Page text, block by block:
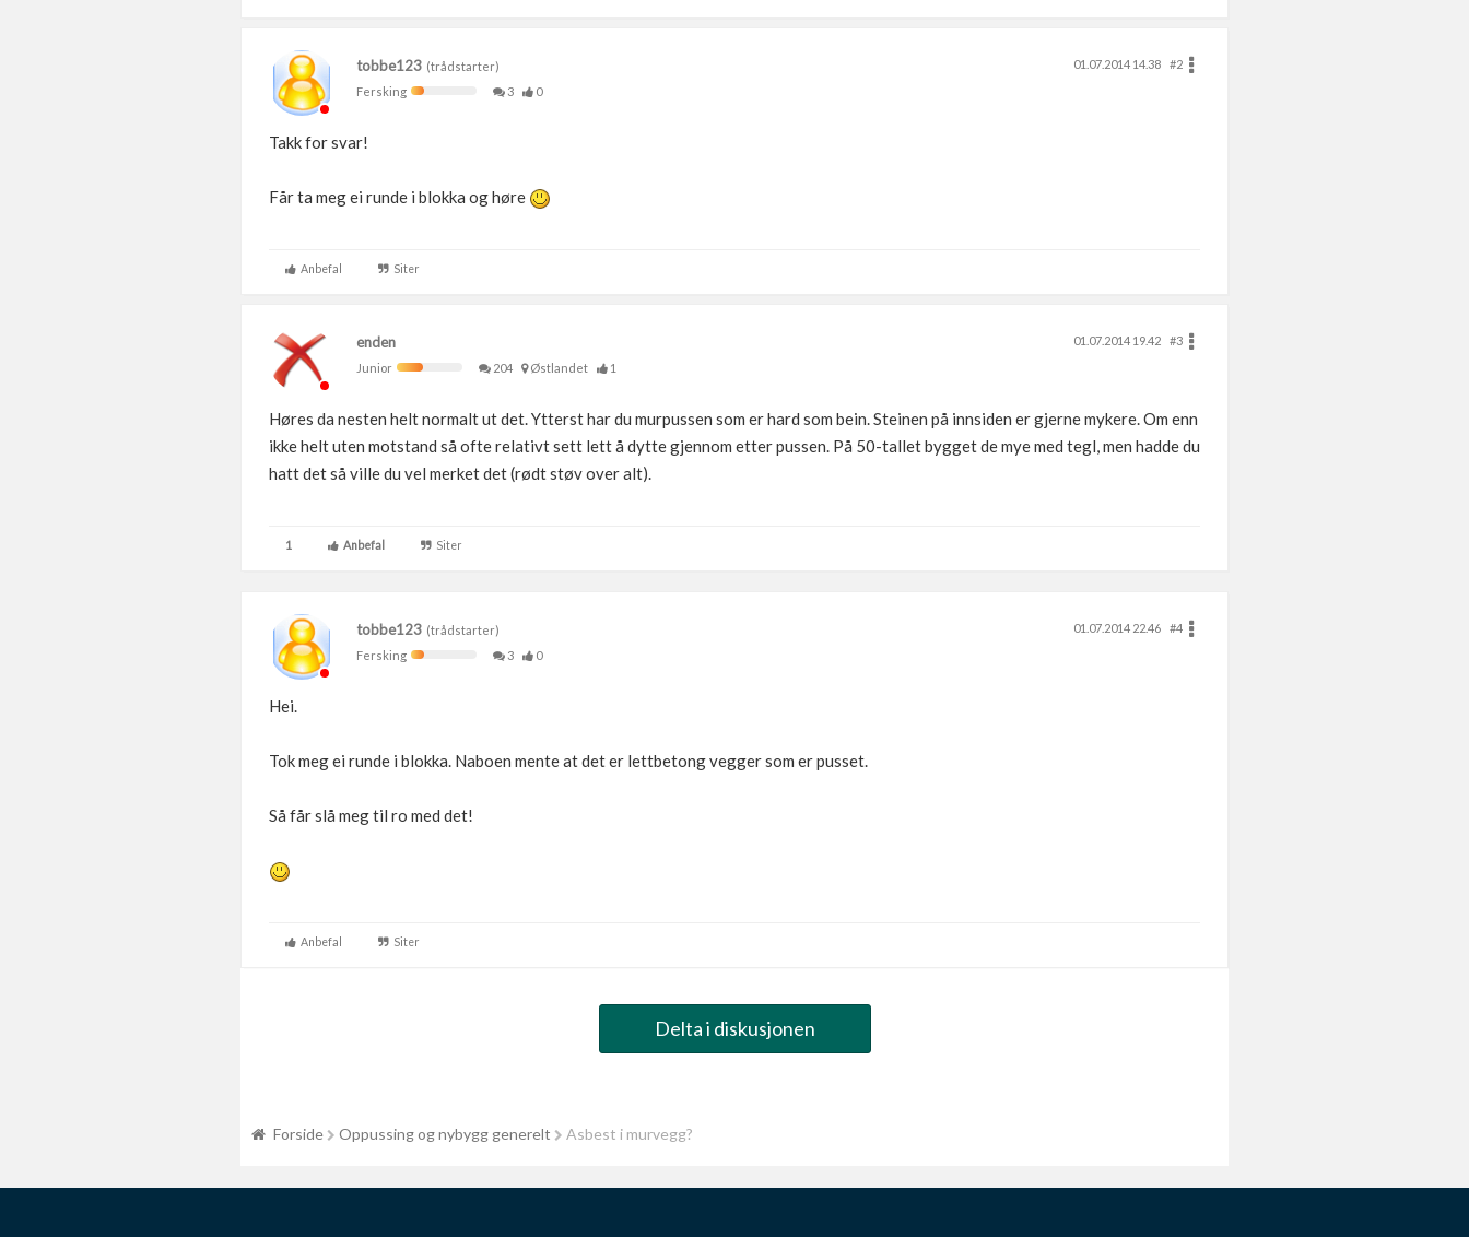
tobbe123 (trådstarter) 01.07.2014 14.38
#2
Fersking
3 0
Takk for svar!
Får ta meg ei runde i blokka og høre
Anbefal Siter
enden 01.07.2014 19.42
#3
Junior
204 Østlandet 1
Høres da nesten helt normalt ut det. Ytterst har du murpussen som er hard som bein. Steinen på innsiden er gjerne mykere. Om enn
ikke helt uten motstand så ofte relativt sett lett å dytte gjennom etter pussen. På 50-tallet bygget de mye med tegl, men hadde du
hatt det så ville du vel merket det (rødt støv over alt).
1 Anbefal Siter
tobbe123 (trådstarter) 01.07.2014 22.46
#4
Fersking
3 0
Hei.
Tok meg ei runde i blokka. Naboen mente at det er lettbetong vegger som er pusset.
Så får slå meg til ro med det!
Anbefal Siter
Delta i diskusjonen
Forside Oppussing og nybygg generelt Asbest i murvegg?